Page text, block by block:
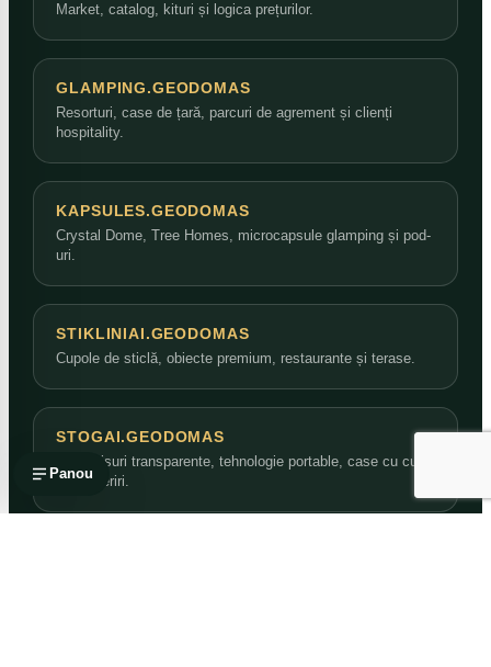
Panou
Market, catalog, kituri și logica prețurilor.
GLAMPING.GEODOMAS
Resorturi, case de țară, parcuri de agrement și clienți
hospitality.
KAPSULES.GEODOMAS
Crystal Dome, Tree Homes, microcapsule glamping și pod-
uri.
STIKLINIAI.GEODOMAS
Cupole de sticlă, obiecte premium, restaurante și terase.
STOGAI.GEODOMAS
Acoperișuri transparente, tehnologie portable, case cu curte
și acoperiri.